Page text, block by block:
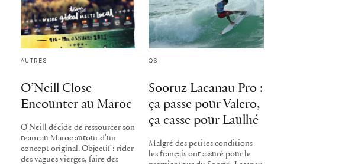
AUTRES
O’Neill Close
Encounter au Maroc
O'Neill décide de ressourcer son
team au Maroc autour d'un
concept original. Objectif : rider
des vagues vierges, faire des
QS
Sooruz Lacanau Pro :
ça passe pour Valero,
ça casse pour Laulhé
Malgré des petites conditions
les français ont assuré pour le